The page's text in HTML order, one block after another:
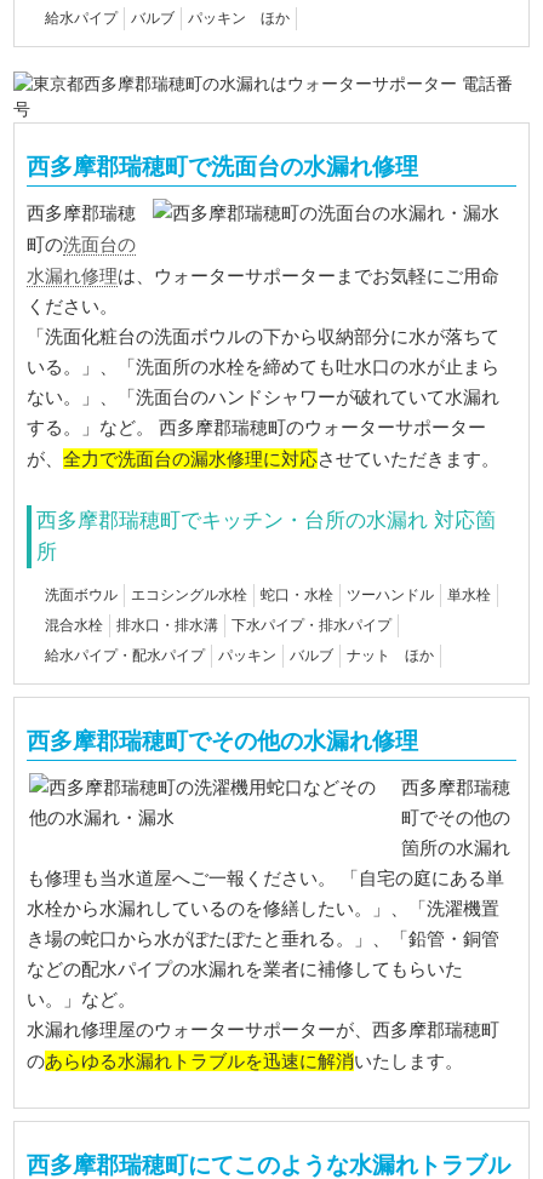
給水パイプ バルブ パッキン ほか
西多摩郡瑞穂町で洗面台の水漏れ修理
西多摩郡瑞穂
町の洗面台の
水漏れ修理は、ウォーターサポーターまでお気軽にご用命
ください。
「洗面化粧台の洗面ボウルの下から収納部分に水が落ちて
いる。」、「洗面所の水栓を締めても吐水口の水が止まら
ない。」、「洗面台のハンドシャワーが破れていて水漏れ
する。」など。 西多摩郡瑞穂町のウォーターサポーター
が、全力で洗面台の漏水修理に対応させていただきます。
西多摩郡瑞穂町でキッチン・台所の水漏れ 対応箇
所
洗面ボウル エコシングル水栓 蛇口・水栓 ツーハンドル
単水栓
混合水栓
排水口・排水溝
下水パイプ・排水パイプ
給水パイプ・配水パイプ
パッキン バルブ ナット ほか
西多摩郡瑞穂町でその他の水漏れ修理
西多摩郡瑞穂
町でその他の
箇所の水漏れ
も修理も当水道屋へご一報ください。 「自宅の庭にある単
水栓から水漏れしているのを修繕したい。」、「洗濯機置
き場の蛇口から水がぽたぽたと垂れる。」、「鉛管・銅管
などの配水パイプの水漏れを業者に補修してもらいた
い。」など。
水漏れ修理屋のウォーターサポーターが、西多摩郡瑞穂町
のあらゆる水漏れトラブルを迅速に解消いたします。
西多摩郡瑞穂町にてこのような水漏れトラブル